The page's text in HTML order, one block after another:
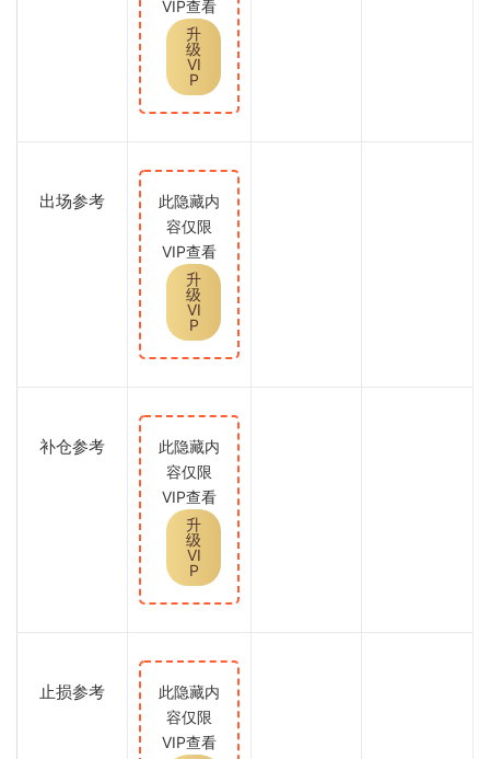
VIP查看
升
级
VI
P
出场参考
此隐藏内
容仅限
VIP查看
升
级
VI
P
补仓参考
此隐藏内
容仅限
VIP查看
升
级
VI
P
止损参考
此隐藏内
容仅限
VIP查看